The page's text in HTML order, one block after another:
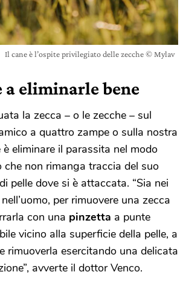
Il cane è l’ospite privilegiato delle zecche © Mylav
eliminarle bene
la zecca – o le zecche – sul
a quattro zampe o sulla nostra
è eliminare il parassita nel modo
che non rimanga traccia del suo
pelle dove si è attaccata. “Sia nei
per rimuovere una zecca
con una pinzetta a punte
vicino alla superficie della pelle, a
rimuoverla esercitando una delicata
avverte il dottor Venco.